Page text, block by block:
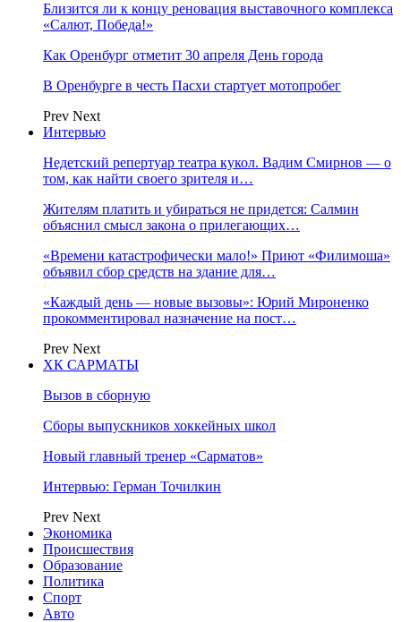
Близится ли к концу реновация выставочного комплекса
«Салют, Победа!»
Как Оренбург отметит 30 апреля День города
В Оренбурге в честь Пасхи стартует мотопробег
Prev Next
Интервью
Недетский репертуар театра кукол. Вадим Смирнов — о
том, как найти своего зрителя и…
Жителям платить и убираться не придется: Салмин
объяснил смысл закона о прилегающих…
«Времени катастрофически мало!» Приют «Филимоша»
объявил сбор средств на здание для…
«Каждый день — новые вызовы»: Юрий Мироненко
прокомментировал назначение на пост…
Prev Next
ХК САРМАТЫ
Вызов в сборную
Сборы выпускников хоккейных школ
Новый главный тренер «Сарматов»
Интервью: Герман Точилкин
Prev Next
Экономика
Происшествия
Образование
Политика
Спорт
Авто